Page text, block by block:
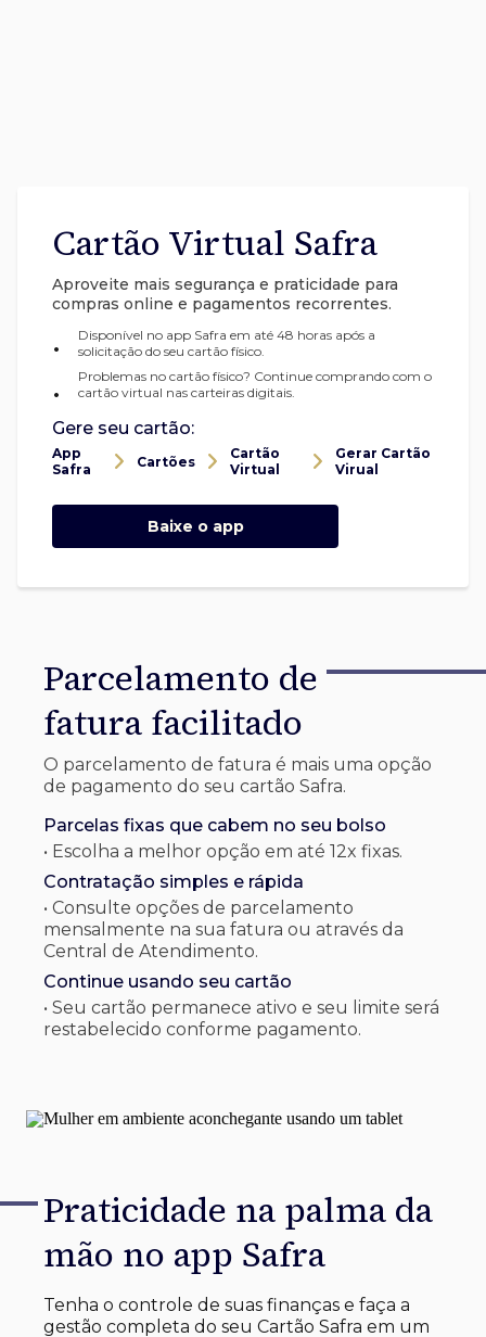
Cartão Virtual Safra
Aproveite mais segurança e praticidade para
compras online e pagamentos recorrentes.
•
Disponível no app Safra em até 48 horas após a
solicitação do seu cartão físico.
•
Problemas no cartão físico? Continue comprando com o
cartão virtual nas carteiras digitais.
Gere seu cartão:
App
Safra
Cartões
Cartão
Virtual
Gerar Cartão
Virual
Baixe o app
Parcelamento de
fatura facilitado
O parcelamento de fatura é mais uma opção
de pagamento do seu cartão Safra.
Parcelas fixas que cabem no seu bolso
• Escolha a melhor opção em até 12x fixas.
Contratação simples e rápida
• Consulte opções de parcelamento
mensalmente na sua fatura ou através da
Central de Atendimento.
Continue usando seu cartão
• Seu cartão permanece ativo e seu limite será
restabelecido conforme pagamento.
Praticidade na palma da
mão no app Safra
Tenha o controle de suas finanças e faça a
gestão completa do seu Cartão Safra em um